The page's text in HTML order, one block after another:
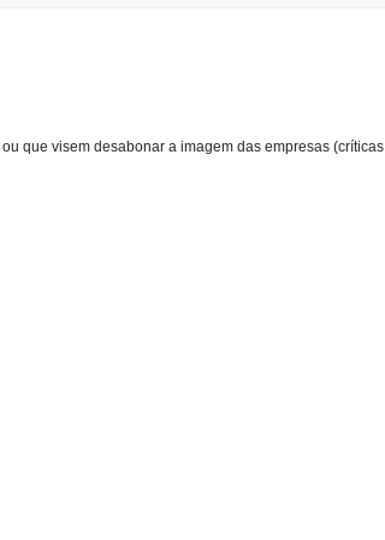
que visem desabonar a imagem das empresas (críticas